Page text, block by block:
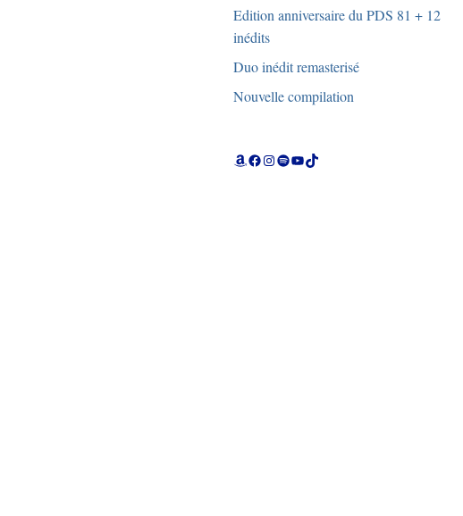
Edition anniversaire du PDS 81 + 12
inédits
Duo inédit remasterisé
Nouvelle compilation
Amazon
Facebook
Instagram
Spotify
YouTube
TikTok